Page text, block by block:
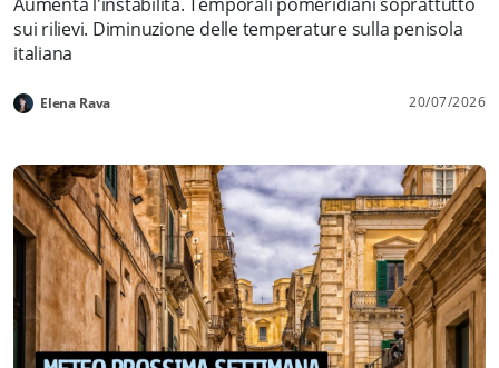
sui rilievi. Diminuzione delle temperature sulla penisola
italiana
Elena Rava 20/07/2026